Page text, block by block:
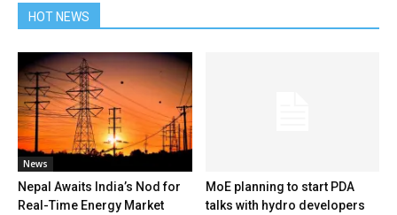
HOT NEWS
News
Nepal Awaits India’s Nod for
Real-Time Energy Market
MoE planning to start PDA
talks with hydro developers